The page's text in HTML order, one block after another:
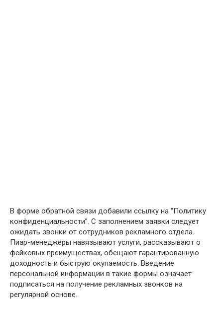
В форме обратной связи добавили ссылку на “Политику
конфиденциальности”. С заполнением заявки следует
ожидать звонки от сотрудников рекламного отдела.
Пиар-менеджеры навязывают услуги, рассказывают о
фейковых преимуществах, обещают гарантированную
доходность и быструю окупаемость. Введение
персональной информации в такие формы означает
подписаться на получение рекламных звонков на
регулярной основе.